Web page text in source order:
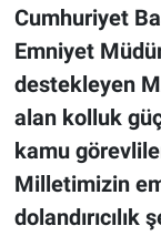
Cumhuriyet
Emniyet
destekleyen
alan kolluk
kamu
Milletimizin